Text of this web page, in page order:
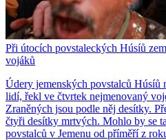
Při útocích povstaleckých Húsíů
vojáků
Údery jemenských povstalců
lidí, řekl ve čtvrtek nejmenovaný
Zraněných jsou podle něj desítky.
čtyři desítky mrtvých. Mohlo by se
povstalců v Jemenu od příměří z